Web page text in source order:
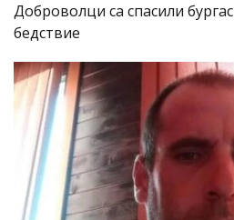
Доброволци са спасили
бедствие